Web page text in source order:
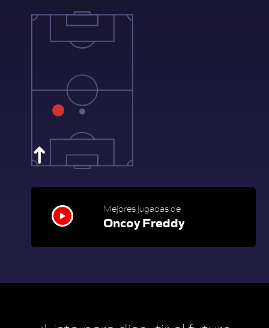
Mejores jugadas de
Oncoy Freddy